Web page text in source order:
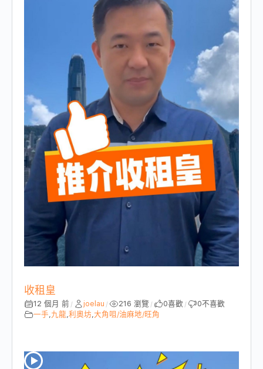
收租皇
12 個月 前 / joelau / 216 瀏覽 / 0喜歡 / 0不喜歡
一手,九龍,利奧坊,大角咀/油麻地/旺角